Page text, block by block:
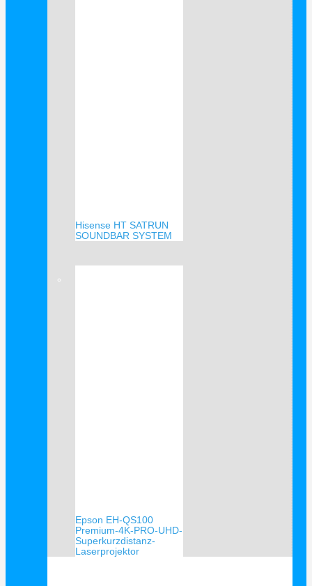
Hisense HT SATRUN
SOUNDBAR SYSTEM
Epson EH-QS100
Premium-4K-PRO-UHD-
Superkurzdistanz-
Laserprojektor